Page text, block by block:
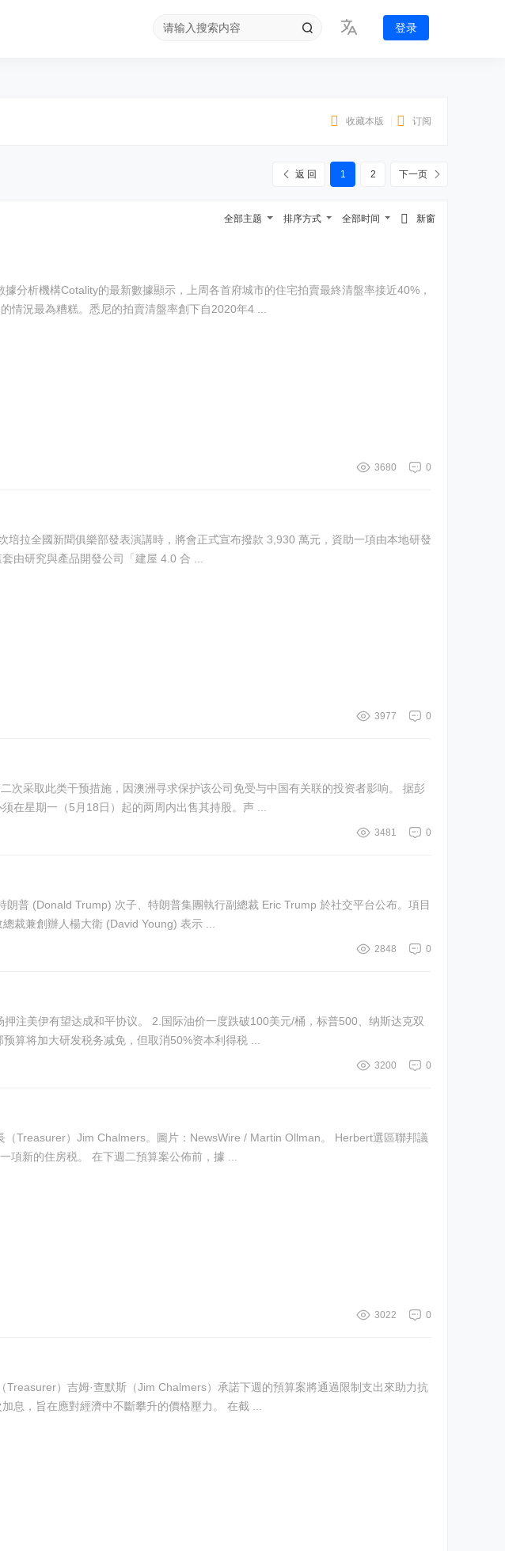
登录
收藏本版 订阅
1 2 下一页
返 回
新窗
全部时间
排序方式
全部主题
情況最為糟糕。悉尼的拍賣清盤率創下自2020年4 ...
0
3680
拉全國新聞俱樂部發表演講時，將會正式宣布撥款 3,930 萬元，資助一項由本地研發
開源「組裝式」(kit of parts) 房屋建造系統，期望藉此加快建屋速度，以及降低建築成本。 這套由研究與產品開發公司「建屋 4.0 合 ...
0
3977
采取此类干预措施，因澳洲寻求保护该公司免受与中国有关联的投资者影响。 据彭
在星期一（5月18日）起的两周内出售其持股。声 ...
0
3481
普 (Donald Trump) 次子、特朗普集團執行副總裁 Eric Trump 於社交平台公布。項目
Group) 行政總裁兼創辦人楊大衛 (David Young) 表示 ...
0
2848
注美伊有望达成和平协议。 2.国际油价一度跌破100美元/桶，标普500、纳斯达克双
振AI板块，英伟达市值重回5万亿美元上方。 政策 1.澳洲下周联邦预算将加大研发税务减免，但取消50%资本利得税 ...
0
3200
員Phillip Thompson指責澳洲總理欺騙澳洲公眾，原因是在聯邦預算案發布前夕曝出政府正考慮推出一項新的住房税。 在下週二預算案公佈前，據 ...
0
3022
擊通脹，但外界普遍預計，澳洲聯邦儲備銀行（RBA）將在週二再度加息。這將是今年以來的第三次加息，旨在應對經濟中不斷攀升的價格壓力。 在截 ...